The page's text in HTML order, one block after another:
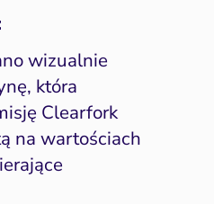
wizualnie
która
Clearfork
na wartościach